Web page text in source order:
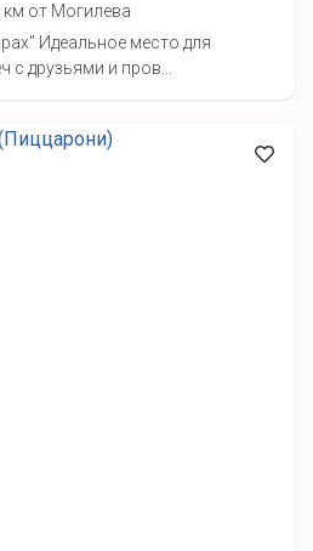
от Могилева
Идеальное место для
с друзьями и пров...